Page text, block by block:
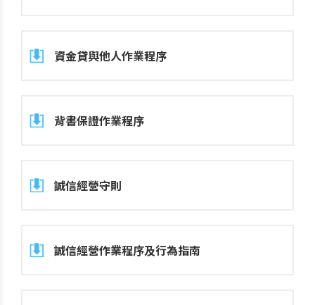
資金貸與他人作業程序
背書保證作業程序
誠信經營守則
誠信經營作業程序及行為指南